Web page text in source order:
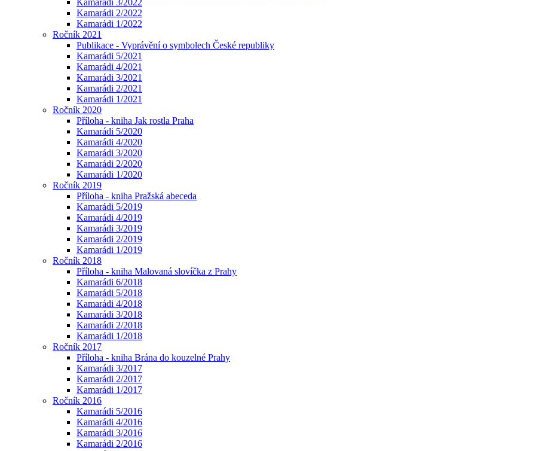
Kamarádi 3/2022
Kamarádi 2/2022
Kamarádi 1/2022
Ročník 2021
Publikace - Vyprávění o symbolech České republiky
Kamarádi 5/2021
Kamarádi 4/2021
Kamarádi 3/2021
Kamarádi 2/2021
Kamarádi 1/2021
Ročník 2020
Příloha - kniha Jak rostla Praha
Kamarádi 5/2020
Kamarádi 4/2020
Kamarádi 3/2020
Kamarádi 2/2020
Kamarádi 1/2020
Ročník 2019
Příloha - kniha Pražská abeceda
Kamarádi 5/2019
Kamarádi 4/2019
Kamarádi 3/2019
Kamarádi 2/2019
Kamarádi 1/2019
Ročník 2018
Příloha - kniha Malovaná slovíčka z Prahy
Kamarádi 6/2018
Kamarádi 5/2018
Kamarádi 4/2018
Kamarádi 3/2018
Kamarádi 2/2018
Kamarádi 1/2018
Ročník 2017
Příloha - kniha Brána do kouzelné Prahy
Kamarádi 3/2017
Kamarádi 2/2017
Kamarádi 1/2017
Ročník 2016
Kamarádi 5/2016
Kamarádi 4/2016
Kamarádi 3/2016
Kamarádi 2/2016